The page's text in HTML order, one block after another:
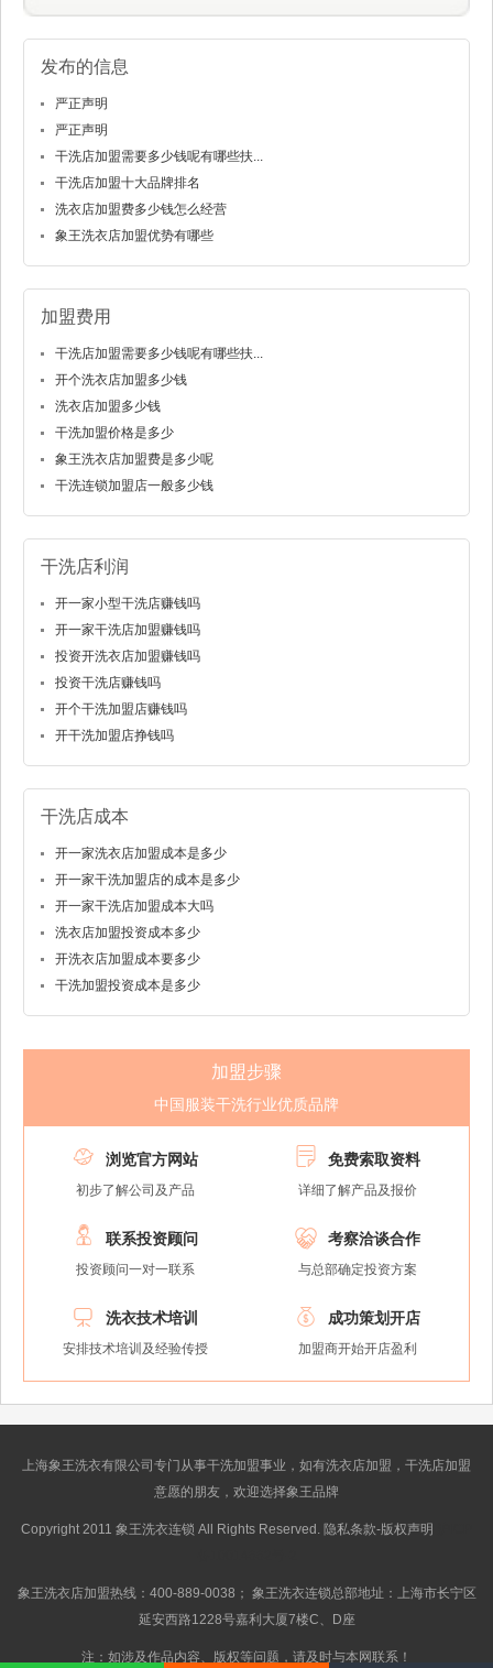
发布的信息
严正声明
严正声明
干洗店加盟需要多少钱呢有哪些扶...
干洗店加盟十大品牌排名
洗衣店加盟费多少钱怎么经营
象王洗衣店加盟优势有哪些
加盟费用
干洗店加盟需要多少钱呢有哪些扶...
开个洗衣店加盟多少钱
洗衣店加盟多少钱
干洗加盟价格是多少
象王洗衣店加盟费是多少呢
干洗连锁加盟店一般多少钱
干洗店利润
开一家小型干洗店赚钱吗
开一家干洗店加盟赚钱吗
投资开洗衣店加盟赚钱吗
投资干洗店赚钱吗
开个干洗加盟店赚钱吗
开干洗加盟店挣钱吗
干洗店成本
开一家洗衣店加盟成本是多少
开一家干洗加盟店的成本是多少
开一家干洗店加盟成本大吗
洗衣店加盟投资成本多少
开洗衣店加盟成本要多少
干洗加盟投资成本是多少
加盟步骤
中国服装干洗行业优质品牌
 浏览官方网站
初步了解公司及产品
 免费索取资料
详细了解产品及报价
 联系投资顾问
投资顾问一对一联系
 考察洽谈合作
与总部确定投资方案
 洗衣技术培训
安排技术培训及经验传授
 成功策划开店
加盟商开始开店盈利
上海象王洗衣有限公司专门从事干洗加盟事业，如有洗衣店加盟，干洗店加盟
意愿的朋友，欢迎选择象王品牌
Copyright 2011 象王洗衣连锁 All Rights Reserved. 隐私条款-版权声明
象王洗衣店加盟热线：400-889-0038； 象王洗衣连锁总部地址：上海市长宁区
延安西路1228号嘉利大厦7楼C、D座
注：如涉及作品内容、版权等问题，请及时与本网联系！